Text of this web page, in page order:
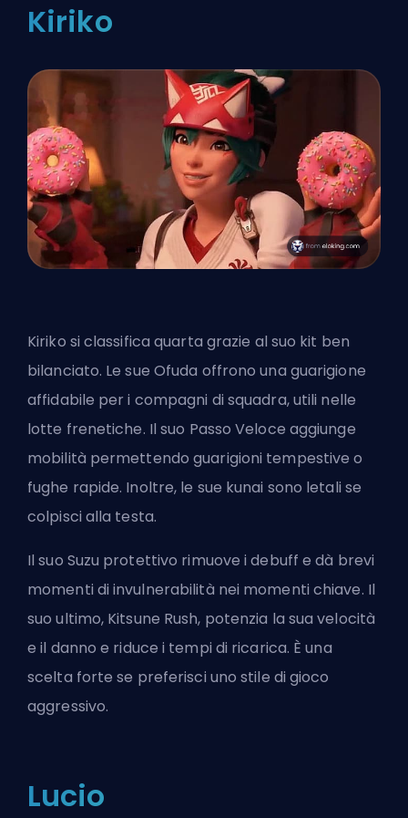
Kiriko
Kiriko si classifica quarta grazie al suo kit ben
bilanciato. Le sue Ofuda offrono una guarigione
affidabile per i compagni di squadra, utili nelle
lotte frenetiche. Il suo Passo Veloce aggiunge
mobilità permettendo guarigioni tempestive o
fughe rapide. Inoltre, le sue kunai sono letali se
colpisci alla testa.
Il suo Suzu protettivo rimuove i debuff e dà brevi
momenti di invulnerabilità nei momenti chiave. Il
suo ultimo, Kitsune Rush, potenzia la sua velocità
e il danno e riduce i tempi di ricarica. È una
scelta forte se preferisci uno stile di gioco
aggressivo.
Lucio